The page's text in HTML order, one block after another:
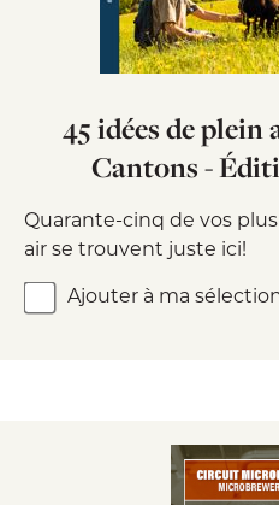
45 idées de
Cantons -
Quarante-cinq de vos
air se trouvent juste ici!
Ajouter à ma